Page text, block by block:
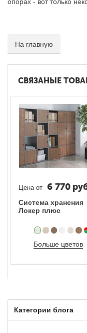
На главную
СВЯЗАНЫЕ
Цена от 6 770
Система хранения
Локер плюс
Больше цветов
Категории блога